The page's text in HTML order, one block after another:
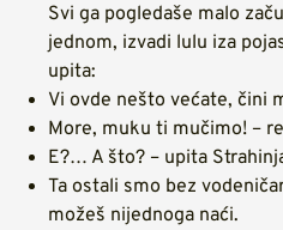
Svi ga pogledaše malo
jednom, izvadi lulu iza
upita:
Vi ovde nešto većate, čini
More, muku ti mučimo! –
E?… A što? – upita
Ta ostali smo bez
možeš nijednoga naći.